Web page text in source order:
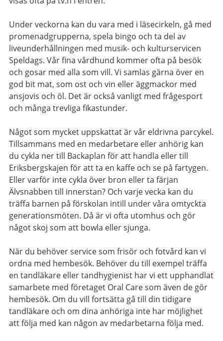
Under veckorna kan du vara med i läsecirkeln, gå med
promenadgrupperna, spela bingo och ta del av
liveunderhållningen med musik- och kulturservicen
Speldags. Vår fina vårdhund kommer ofta på besök
och gosar med alla som vill. Vi samlas gärna över en
god bit mat, som ost och vin eller äggmackor med
ansjovis och öl. Det är också vanligt med frågesport
och många trevliga fikastunder.
Något som mycket uppskattat är vår eldrivna parcykel.
Tillsammans med en medarbetare eller anhörig kan
du cykla ner till Backaplan för att handla eller till
Eriksbergskajen för att ta en kaffe och se på fartygen.
Eller varför inte cykla över bron eller ta färjan
Älvsnabben till innerstan? Och varje vecka kan du
träffa barnen på förskolan intill under våra omtyckta
generationsmöten. Då är vi ofta utomhus och gör
något skoj som att bowla eller sjunga.
När du behöver service som frisör och fotvård kan vi
ordna med hembesök. Behöver du till exempel träffa
en tandläkare eller tandhygienist har vi ett upphandlat
samarbete med företaget Oral Care som även de gör
hembesök. Om du vill fortsätta gå till din tidigare
tandläkare och om dina anhöriga inte har möjlighet
att följa med kan någon av medarbetarna följa med.